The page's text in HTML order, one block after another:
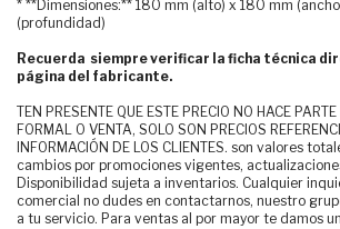
* **Dimensiones:** 180 mm (alto) x 180 mm
(profundidad)
Recuerda siempre verificar la ficha técnica
página del fabricante.
TEN PRESENTE QUE ESTE PRECIO NO HACE
FORMAL O VENTA, SOLO SON PRECIOS
INFORMACIÓN DE LOS CLIENTES. son valores
cambios por promociones vigentes,
Disponibilidad sujeta a inventarios. Cualquier
comercial no dudes en contactarnos, nuestro
a tu servicio. Para ventas al por mayor te damos